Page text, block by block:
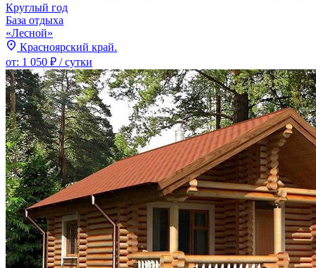
Круглый год
База отдыха
«Лесной»
Красноярский край.
от: 1 050 ₽ / сутки